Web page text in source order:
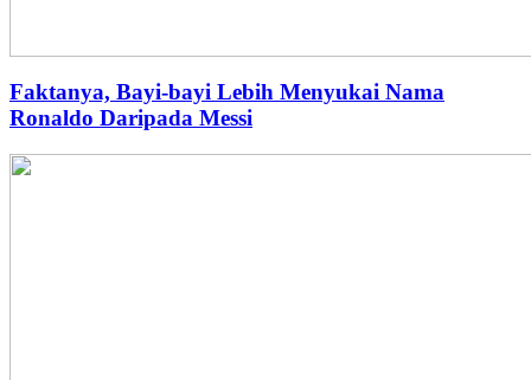
Faktanya, Bayi-bayi Lebih Menyukai Nama
Ronaldo Daripada Messi